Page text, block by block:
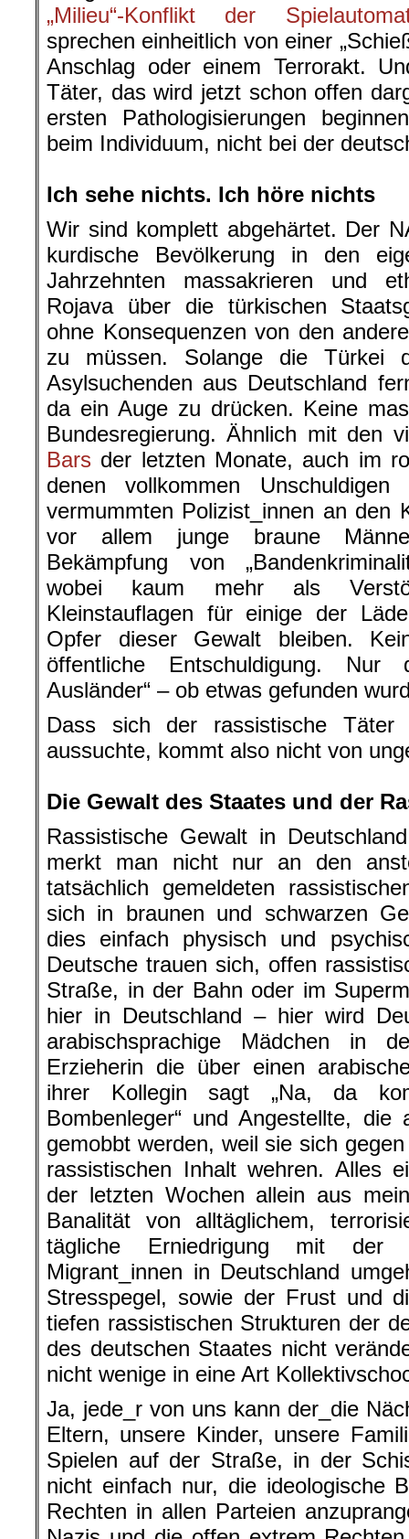
„Milieu“-Konflikt der
sprechen einheitlich von einer
Anschlag oder einem Terrorakt.
Täter, das wird jetzt schon offen
ersten Pathologisierungen
beim Individuum, nicht bei der
Ich sehe nichts. Ich höre nichts
Wir sind komplett abgehärtet. Der
kurdische Bevölkerung in den
Jahrzehnten massakrieren und
Rojava über die türkischen
ohne Konsequenzen von den
zu müssen. Solange die Türkei
Asylsuchenden aus Deutschland
da ein Auge zu drücken. Keine
Bundesregierung. Ähnlich mit den
Bars der letzten Monate, auch im
denen vollkommen
vermummten Polizist_innen an den
vor allem junge braune
Bekämpfung von
wobei kaum mehr als
Kleinstauflagen für einige der
Opfer dieser Gewalt bleiben.
öffentliche Entschuldigung. Nur
Ausländer“ – ob etwas gefunden
Dass sich der rassistische Täter
aussuchte, kommt also nicht von
Die Gewalt des Staates und der
Rassistische Gewalt in
merkt man nicht nur an den
tatsächlich gemeldeten
sich in braunen und schwarzen
dies einfach physisch und
Deutsche trauen sich, offen
Straße, in der Bahn oder im
hier in Deutschland – hier wird
arabischsprachige Mädchen in
Erzieherin die über einen
ihrer Kollegin sagt „Na, da
Bombenleger“ und Angestellte, die
gemobbt werden, weil sie sich
rassistischen Inhalt wehren. Alles
der letzten Wochen allein aus
Banalität von alltäglichem,
tägliche Erniedrigung mit der
Migrant_innen in Deutschland
Stresspegel, sowie der Frust und
tiefen rassistischen Strukturen der
des deutschen Staates nicht
nicht wenige in eine Art
Ja, jede_r von uns kann der_die
Eltern, unsere Kinder, unsere
Spielen auf der Straße, in der
nicht einfach nur, die ideologische
Rechten in allen Parteien